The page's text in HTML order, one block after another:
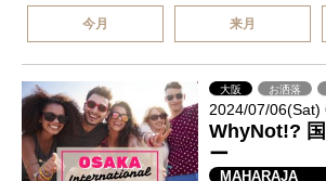
今月 来月
大阪 お洒落
2024/07/06(Sat)
WhyNot!?
ー
MAHARAJA